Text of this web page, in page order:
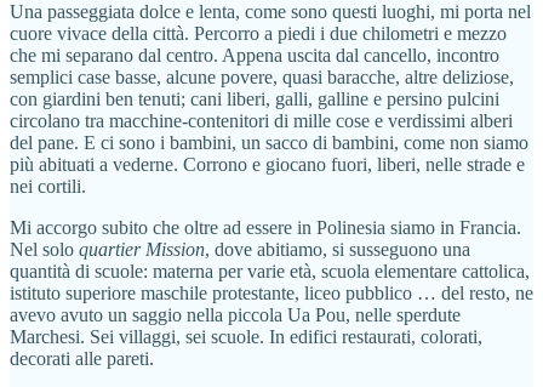
Una passeggiata dolce e lenta, come sono questi luoghi, mi porta nel
cuore vivace della città. Percorro a piedi i due chilometri e mezzo
che mi separano dal centro. Appena uscita dal cancello, incontro
semplici case basse, alcune povere, quasi baracche, altre deliziose,
con giardini ben tenuti; cani liberi, galli, galline e persino pulcini
circolano tra macchine-contenitori di mille cose e verdissimi alberi
del pane. E ci sono i bambini, un sacco di bambini, come non siamo
più abituati a vederne. Corrono e giocano fuori, liberi, nelle strade e
nei cortili.
Mi accorgo subito che oltre ad essere in Polinesia siamo in Francia.
Nel solo quartier Mission, dove abitiamo, si susseguono una
quantità di scuole: materna per varie età, scuola elementare cattolica,
istituto superiore maschile protestante, liceo pubblico … del resto, ne
avevo avuto un saggio nella piccola Ua Pou, nelle sperdute
Marchesi. Sei villaggi, sei scuole. In edifici restaurati, colorati,
decorati alle pareti.